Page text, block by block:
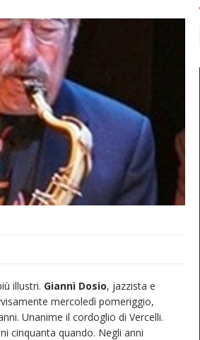
illustri. Gianni Dosio, jazzista e
mercoledì pomeriggio,
Unanime il cordoglio di Vercelli.
cinquanta quando. Negli anni